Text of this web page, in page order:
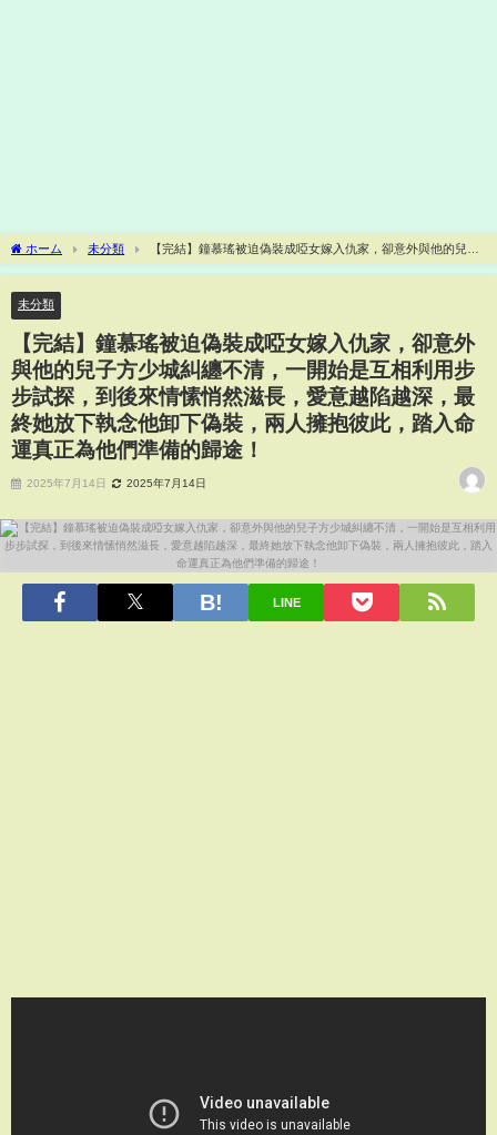
ホーム 未分類
【完結】鐘慕瑤被迫偽裝成啞女嫁入仇家，卻意外與他的兒子
方少城糾纏不清，一開始是互相利用步步試探，到後來情愫悄然滋長，愛意越陷越深，
未分類
【完結】鐘慕瑤被迫偽裝成啞女嫁入仇家，卻意外
與他的兒子方少城糾纏不清，一開始是互相利用步
步試探，到後來情愫悄然滋長，愛意越陷越深，最
終她放下執念他卸下偽裝，兩人擁抱彼此，踏入命
運真正為他們準備的歸途！
2025年7月14日 2025年7月14日
LINE